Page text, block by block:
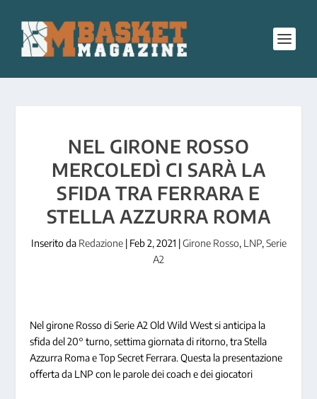
NEL GIRONE ROSSO
MERCOLEDÌ CI SARÀ LA
SFIDA TRA FERRARA E
STELLA AZZURRA ROMA
Inserito da Redazione| Feb 2, 2021 |Girone Rosso, LNP, Serie
A2
Nel girone Rosso di Serie A2 Old Wild West si anticipa la
sfida del 20° turno, settima giornata di ritorno, tra Stella
Azzurra Roma e Top Secret Ferrara. Questa la presentazione
offerta da LNP con le parole dei coach e dei giocatori